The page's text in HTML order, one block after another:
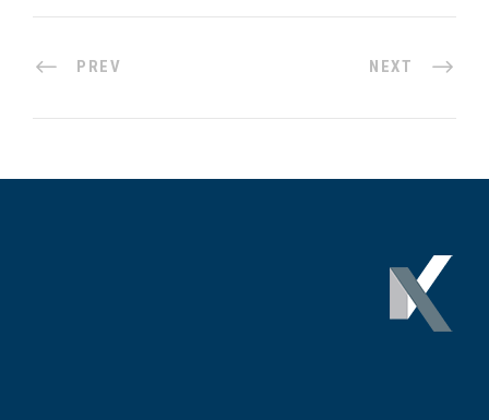
PREV NEXT